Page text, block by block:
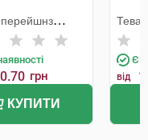
грн
КУПИТИ
Тева
Є в
від